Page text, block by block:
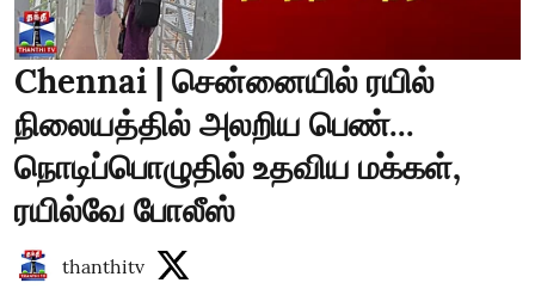
Chennai | சென்னையில் ரயில்
நிலையத்தில் அலறிய பெண்...
நொடிப்பொழுதில் உதவிய மக்கள்,
ரயில்வே போலீஸ்
thanthitv